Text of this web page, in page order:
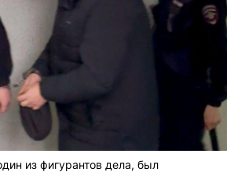
из фигурантов дела, был